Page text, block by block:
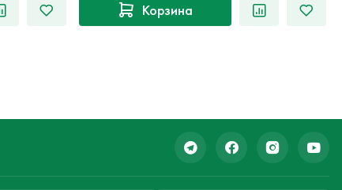
Корзина